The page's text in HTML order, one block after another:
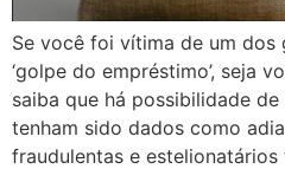
Se você foi vítima de um dos
‘golpe do empréstimo’, seja
saiba que há possibilidade
tenham sido dados como
fraudulentas e